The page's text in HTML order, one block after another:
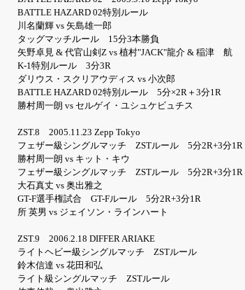
BATTLE HAZARD 02特別ルール
川名蘭輝 vs 矢島雄一郎
タッグマッチルール 15分3本勝負
矢野卓見 & 代官山剣Z vs 植村"JACK"龍介 & 稲津 航
K-1特別ルール 3分3R
ダリウス・スクリアウディス vs 小次郎
BATTLE HAZARD 02特別ルール 5分×2R＋3分1R
勝村周一朗 vs セルゲイ・ユシュケビュチス
ZST.8 2005.11.23 Zepp Tokyo
フェザー級シングルマッチ ZSTルール 5分2R+3分1R
勝村周一朗 vs キット・キウ
フェザー級シングルマッチ ZSTルール 5分2R+3分1R
大石真丈 vs 奥出雅之
GT-F選手権試合 GT-Fルール 5分2R+3分1R
所 英男 vs ジェイソン・ラインハート
ZST.9 2006.2.18 DIFFER ARIAKE
ライトヘビー級シングルマッチ ZSTルール
鈴木信達 vs 花田和弘
ライト級シングルマッチ ZSTルール